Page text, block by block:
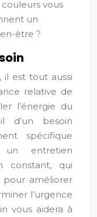
vous
un
être ?
il est tout aussi
relative de
l’énergie du
il d’un besoin
spécifique
entretien
constant, qui
pour améliorer
l’urgence
vous aidera à